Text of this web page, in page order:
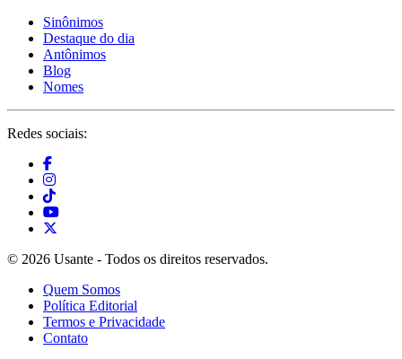
Sinônimos
Destaque do dia
Antônimos
Blog
Nomes
Redes sociais:
© 2026 Usante - Todos os direitos reservados.
Quem Somos
Política Editorial
Termos e Privacidade
Contato